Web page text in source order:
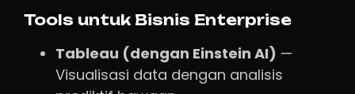
Tools untuk Bisnis Enterprise
Tableau (dengan Einstein AI) —
Visualisasi data dengan analisis